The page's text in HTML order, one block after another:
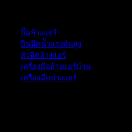
ปั๊มล้างแอร์
ปืนฉีดน้ำเเรงดันสูง
หัวฉีดล้างแอร์
เครื่องมือล้างแอร์บ้าน
เครื่องมือช่างแอร์